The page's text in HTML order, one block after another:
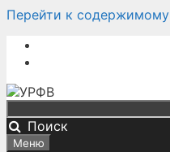
Перейти к содержимому
Поиск
Меню